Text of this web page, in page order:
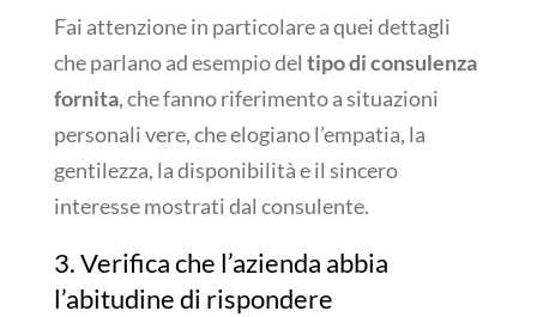
Fai attenzione in particolare a quei dettagli
che parlano ad esempio del tipo di consulenza
fornita, che fanno riferimento a situazioni
personali vere, che elogiano l’empatia, la
gentilezza, la disponibilità e il sincero
interesse mostrati dal consulente.
3. Verifica che l’azienda abbia
l’abitudine di rispondere